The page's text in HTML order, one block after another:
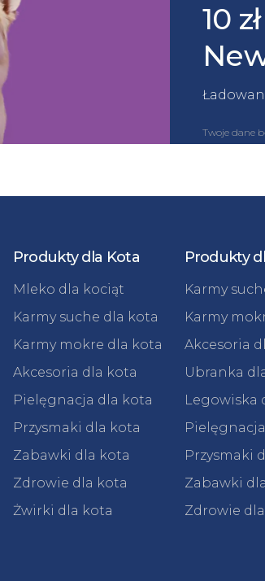
10
Twoje dane
Produkty dla Kota
Mleko dla kociąt
Karmy suche dla kota
Karmy mokre dla kota
Akcesoria dla kota
Pielęgnacja dla kota
Przysmaki dla kota
Zabawki dla kota
Zdrowie dla kota
Żwirki dla kota
Produkty
Karmy
Karmy
Akcesoria
Ubranka
Legowiska
Przysmaki
Zabawki
Zdrowie